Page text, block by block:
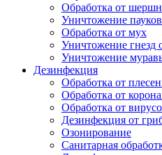
Обработка от
Уничтожение пауков
Обработка от мух
Уничтожение гнезд
Уничтожение
Дезинфекция
Обработка от
Обработка от
Обработка от
Дезинфекция от
Озонирование
Санитарная